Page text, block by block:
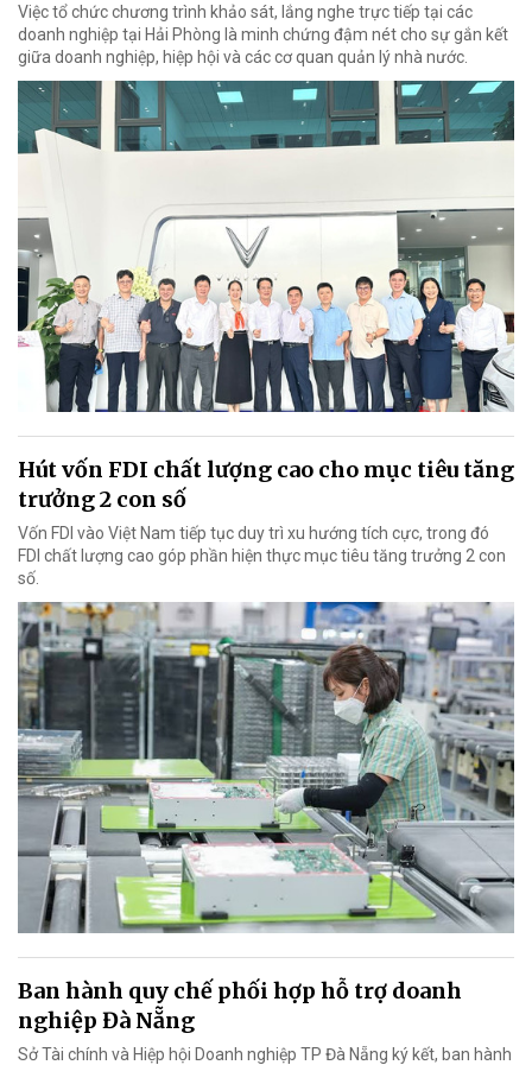
Việc tổ chức chương trình khảo sát, lắng nghe trực tiếp tại các
doanh nghiệp tại Hải Phòng là minh chứng đậm nét cho sự gắn kết
giữa doanh nghiệp, hiệp hội và các cơ quan quản lý nhà nước.
Hút vốn FDI chất lượng cao cho mục tiêu tăng
trưởng 2 con số
Vốn FDI vào Việt Nam tiếp tục duy trì xu hướng tích cực, trong đó
FDI chất lượng cao góp phần hiện thực mục tiêu tăng trưởng 2 con
số.
Ban hành quy chế phối hợp hỗ trợ doanh
nghiệp Đà Nẵng
Sở Tài chính và Hiệp hội Doanh nghiệp TP Đà Nẵng ký kết, ban hành